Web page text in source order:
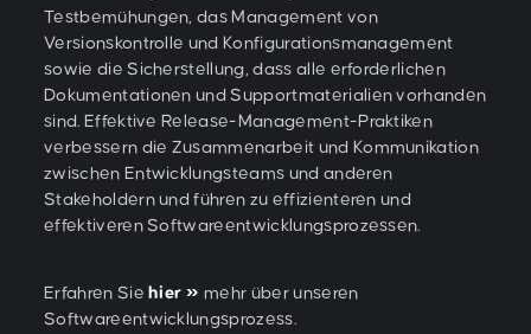
Testbemühungen, das Management von
Versionskontrolle und Konfigurationsmanagement
sowie die Sicherstellung, dass alle erforderlichen
Dokumentationen und Supportmaterialien vorhanden
sind. Effektive Release-Management-Praktiken
verbessern die Zusammenarbeit und Kommunikation
zwischen Entwicklungsteams und anderen
Stakeholdern und führen zu effizienteren und
effektiveren Softwareentwicklungsprozessen.
Erfahren Sie hier
mehr über unseren
Softwareentwicklungsprozess.